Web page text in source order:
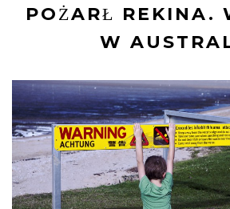
POŻARŁ REKINA.
W